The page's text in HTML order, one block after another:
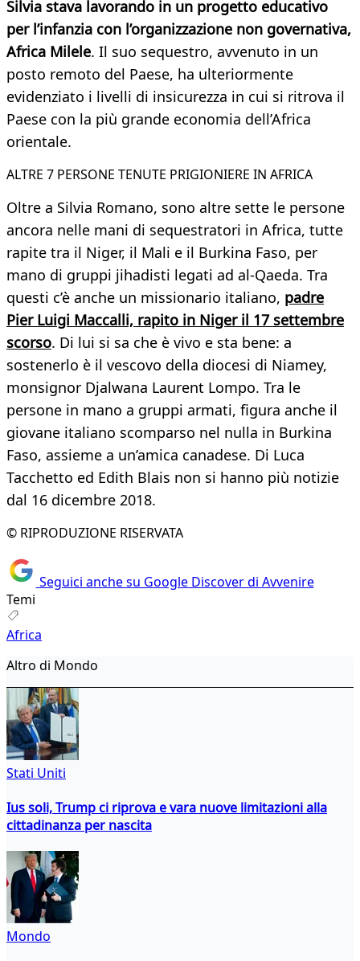
Silvia stava lavorando in un progetto educativo
per l’infanzia con l’organizzazione non governativa,
Africa Milele. Il suo sequestro, avvenuto in un
posto remoto del Paese, ha ulteriormente
evidenziato i livelli di insicurezza in cui si ritrova il
Paese con la più grande economia dell’Africa
orientale.
ALTRE 7 PERSONE TENUTE PRIGIONIERE IN AFRICA
Oltre a Silvia Romano, sono altre sette le persone
ancora nelle mani di sequestratori in Africa, tutte
rapite tra il Niger, il Mali e il Burkina Faso, per
mano di gruppi jihadisti legati ad al-Qaeda. Tra
questi c’è anche un missionario italiano, padre
Pier Luigi Maccalli, rapito in Niger il 17 settembre
scorso. Di lui si sa che è vivo e sta bene: a
sostenerlo è il vescovo della diocesi di Niamey,
monsignor Djalwana Laurent Lompo. Tra le
persone in mano a gruppi armati, figura anche il
giovane italiano scomparso nel nulla in Burkina
Faso, assieme a un’amica canadese. Di Luca
Tacchetto ed Edith Blais non si hanno più notizie
dal 16 dicembre 2018.
© RIPRODUZIONE RISERVATA
Seguici anche su Google Discover di Avvenire
Temi
Africa
Altro di Mondo
Stati Uniti
Ius soli, Trump ci riprova e vara nuove limitazioni alla
cittadinanza per nascita
Mondo